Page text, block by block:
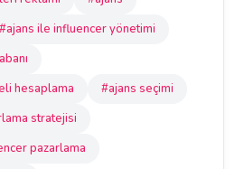
#ajans ile influencer yönetimi
hesaplama
#ajans seçimi
stratejisi
pazarlama